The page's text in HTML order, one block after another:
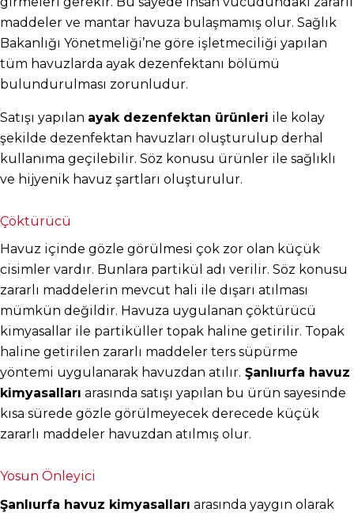
maddeler ve mantar havuza bulaşmamış olur. Sağlık
Bakanlığı Yönetmeliği’ne göre işletmeciliği yapılan
tüm havuzlarda ayak dezenfektanı bölümü
bulundurulması zorunludur.
Satışı yapılan ayak dezenfektan ürünleri ile kolay
şekilde dezenfektan havuzları oluşturulup derhal
kullanıma geçilebilir. Söz konusu ürünler ile sağlıklı
ve hijyenik havuz şartları oluşturulur.
Çöktürücü
Havuz içinde gözle görülmesi çok zor olan küçük
cisimler vardır. Bunlara partikül adı verilir. Söz konusu
zararlı maddelerin mevcut hali ile dışarı atılması
mümkün değildir. Havuza uygulanan çöktürücü
kimyasallar ile partiküller topak haline getirilir. Topak
haline getirilen zararlı maddeler ters süpürme
yöntemi uygulanarak havuzdan atılır. Şanlıurfa havuz
kimyasalları arasında satışı yapılan bu ürün sayesinde
kısa sürede gözle görülmeyecek derecede küçük
zararlı maddeler havuzdan atılmış olur.
Yosun Önleyici
Şanlıurfa havuz kimyasalları arasında yaygın olarak